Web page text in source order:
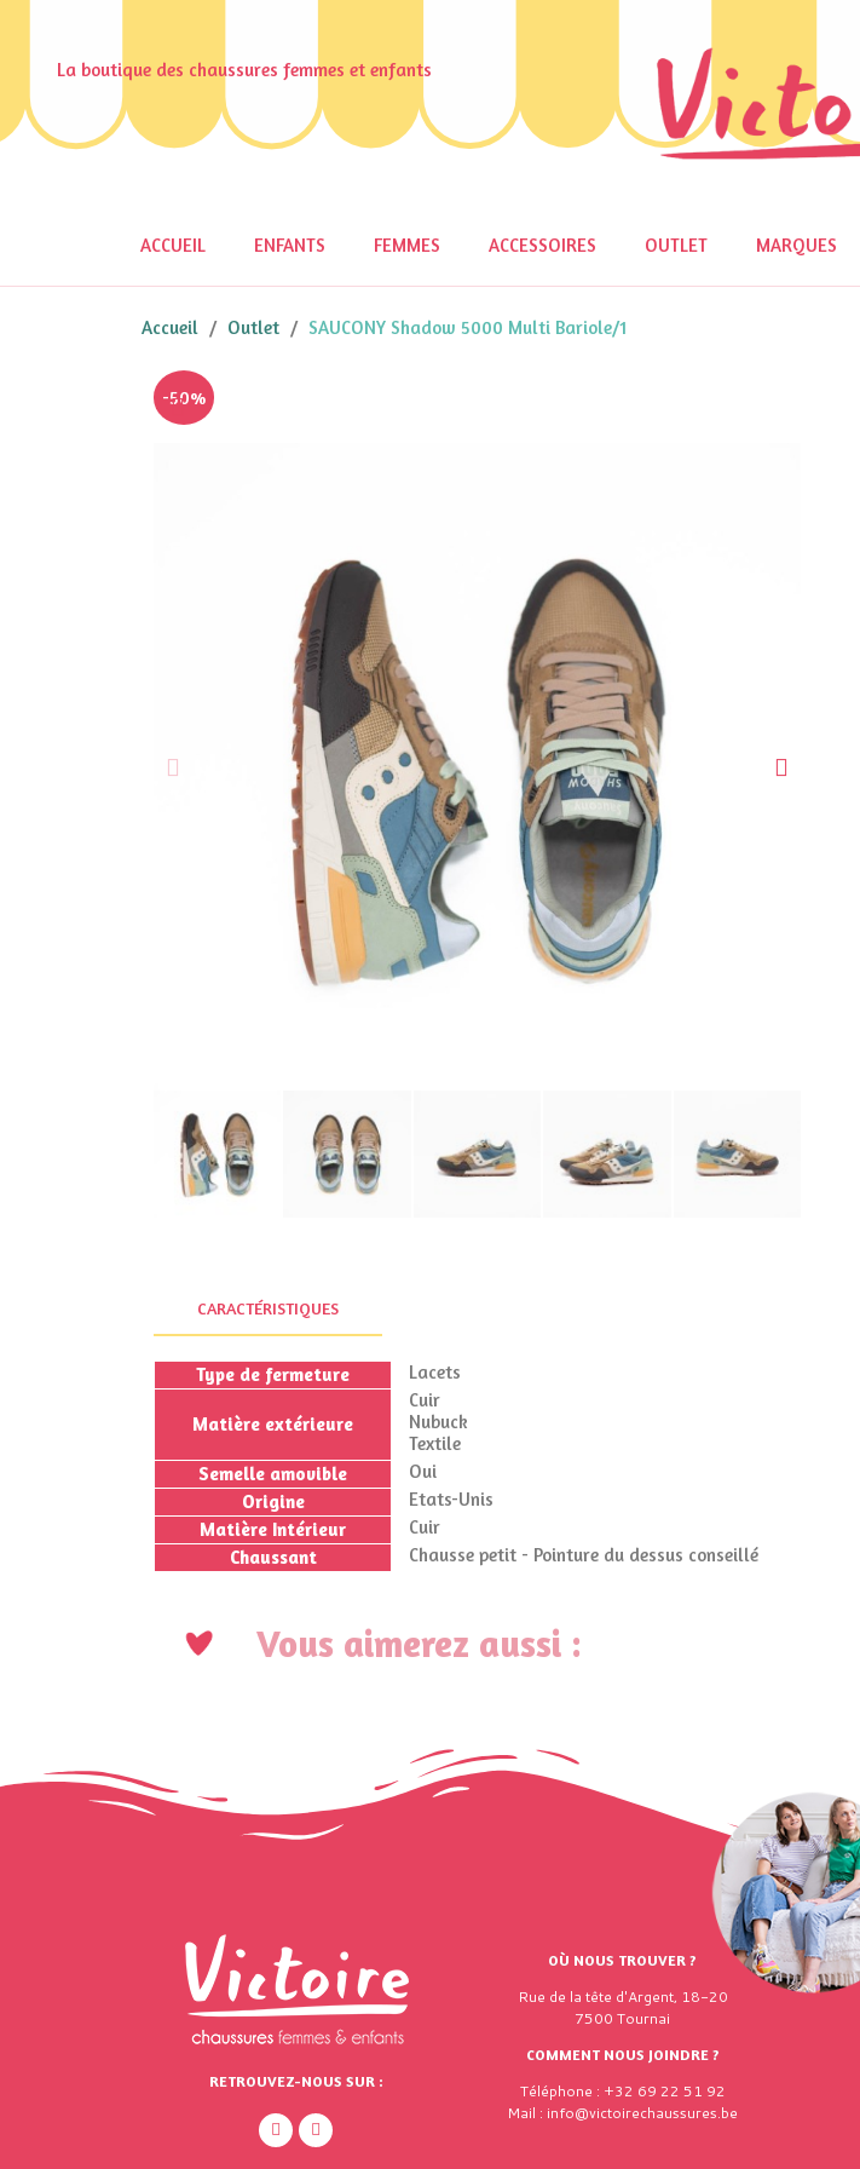
La boutique des chaussures femmes et enfants
ACCUEIL ENFANTS FEMMES ACCESSOIRES OUTLET MARQUES
Accueil Outlet SAUCONY Shadow 5000 Multi Bariole/1
-50%
CARACTÉRISTIQUES
Type de fermeture Lacets
Matière extérieure
Cuir
Nubuck
Textile
Semelle amovible
Oui
Origine
Etats-Unis
Matière Intérieur
Cuir
Chaussant
Chausse petit - Pointure du dessus conseillé
Vous aimerez aussi :
RETROUVEZ-NOUS SUR :
OÙ NOUS TROUVER ?
Rue de la tête d'Argent, 18-20
7500 Tournai
COMMENT NOUS JOINDRE ?
Téléphone : +32 69 22 51 92
Mail : info@victoirechaussures.be